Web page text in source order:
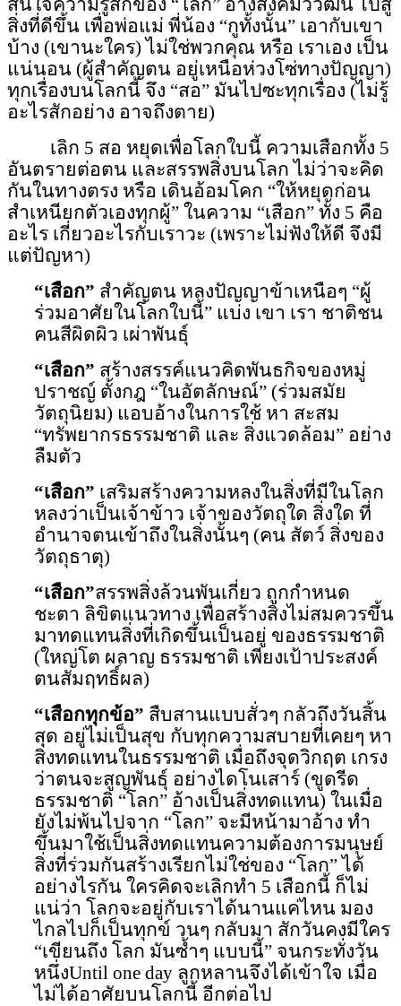
สนใจความรู้สึกของ “โลก” อ้างสังคมวิวัฒน์ ไปสู่
สิ่งที่ดีขึ้น เพื่อพ่อแม่ พี่น้อง “กูทั้งนั้น” เอากับเขา
บ้าง (เขานะใคร) ไม่ใช่พวกคุณ หรือ เราเอง เป็น
แน่นอน (ผู้สำคัญตน อยู่เหนือห่วงโซ่ทางปัญญา)
ทุกเรื่องบนโลกนี้ จึง “สอ” มันไปซะทุกเรื่อง (ไม่รู้
อะไรสักอย่าง อาจถึงตาย)
เลิก 5 สอ หยุดเพื่อโลกใบนี้ ความเสือกทั้ง 5
อันตรายต่อตน และสรรพสิ่งบนโลก ไม่ว่าจะคิด
กันในทางตรง หรือ เดินอ้อมโคก “ให้หยุดก่อน
สำเหนียกตัวเองทุกผู้” ในความ “เสือก” ทั้ง 5 คือ
อะไร เกี่ยวอะไรกับเราวะ (เพราะไม่ฟังให้ดี จึงมี
แต่ปัญหา)
“เสือก” สำคัญตน หลงปัญญาข้าเหนือๆ “ผู้
ร่วมอาศัยในโลกใบนี้” แบ่ง เขา เรา ชาติชน
คนสีผิดผิว เผ่าพันธุ์
“เสือก” สร้างสรรค์แนวคิดพันธกิจของหมู่
ปราชญ์ ตั้งกฎ “ในอัตลักษณ์” (ร่วมสมัย
วัตถุนิยม) แอบอ้างในการใช้ หา สะสม
“ทรัพยากรธรรมชาติ และ สิ่งแวดล้อม” อย่าง
ลืมตัว
“เสือก” เสริมสร้างความหลงในสิ่งที่มีในโลก
หลงว่าเป็นเจ้าข้าว เจ้าของวัตถุใด สิ่งใด ที่
อำนาจตนเข้าถึงในสิ่งนั้นๆ (คน สัตว์ สิ่งของ
วัตถุธาตุ)
“เสือก”สรรพสิ่งล้วนพันเกี่ยว ถูกกำหนด
ชะตา ลิขิตแนวทาง เพื่อสร้างสิ่งไม่สมควรขึ้น
มาทดแทนสิ่งที่เกิดขึ้นเป็นอยู่ ของธรรมชาติ
(ใหญ่โต ผลาญ ธรรมชาติ เพียงเป้าประสงค์
ตนสัมฤทธิ์ผล)
“เสือกทุกข้อ” สืบสานแบบสั่วๆ กลัวถึงวันสิ้น
สุด อยู่ไม่เป็นสุข กับทุกความสบายที่เคยๆ หา
สิ่งทดแทนในธรรมชาติ เมื่อถึงจุดวิกฤต เกรง
ว่าตนจะสูญพันธุ์ อย่างไดโนเสาร์ (ขูดรีด
ธรรมชาติ “โลก” อ้างเป็นสิ่งทดแทน) ในเมื่อ
ยังไม่พ้นไปจาก “โลก” จะมีหน้ามาอ้าง ทำ
ขึ้นมาใช้เป็นสิ่งทดแทนความต้องการมนุษย์
สิ่งที่ร่วมกันสร้างเรียกไม่ใช่ของ “โลก” ได้
อย่างไรกัน ใครคิดจะเลิกทำ 5 เสือกนี้ ก็ไม่
แน่ว่า โลกจะอยู่กับเราได้นานแค่ไหน มอง
ไกลไปก็เป็นทุกข์ วนๆ กลับมา สักวันคงมีใคร
“เขียนถึง โลก มันซ้ำๆ แบบนี้” จนกระทั่งวัน
หนึ่งUntil one day ลูกหลานจึงได้เข้าใจ เมื่อ
ไม่ได้อาศัยบนโลกนี้ อีกต่อไป